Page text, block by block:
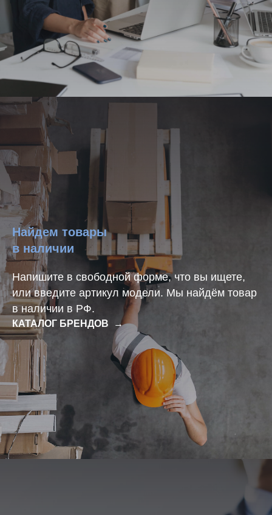
Найдем товары
в наличии
Напишите в свободной форме, что вы ищете,
или введите артикул модели. Мы найдём товар
в наличии в РФ.
КАТАЛОГ БРЕНДОВ